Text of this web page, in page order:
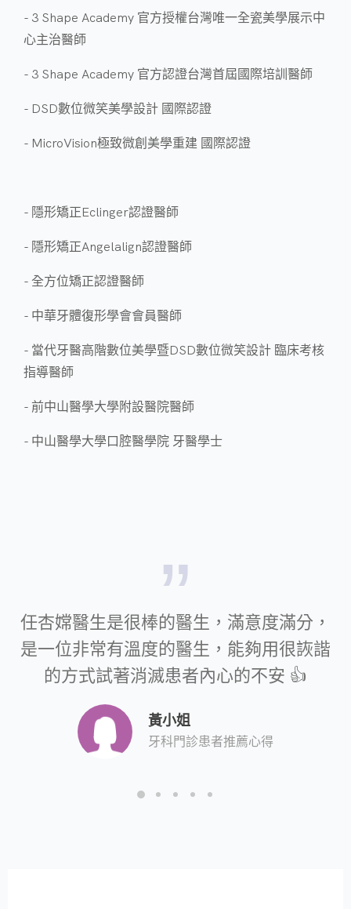
- 3 Shape Academy 官方授權台灣唯一全瓷美學展示中
心主治醫師
- 3 Shape Academy 官方認證台灣首屆國際培訓醫師
- DSD數位微笑美學設計 國際認證
- MicroVision極致微創美學重建 國際認證
- 隱形矯正Eclinger認證醫師
- 隱形矯正Angelalign認證醫師
- 全方位矯正認證醫師
- 中華牙體復形學會會員醫師
- 當代牙醫高階數位美學暨DSD數位微笑設計 臨床考核
指導醫師
- 前中山醫學大學附設醫院醫師
- 中山醫學大學口腔醫學院 牙醫學士
任杏嫦醫生是很棒的醫生，滿意度滿分，
是一位非常有溫度的醫生，能夠用很詼諧
的方式試著消滅患者內心的不安 👍
黃小姐
牙科門診患者推薦心得